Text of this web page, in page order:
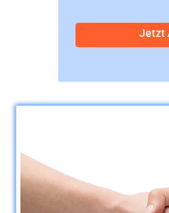
Jetzt